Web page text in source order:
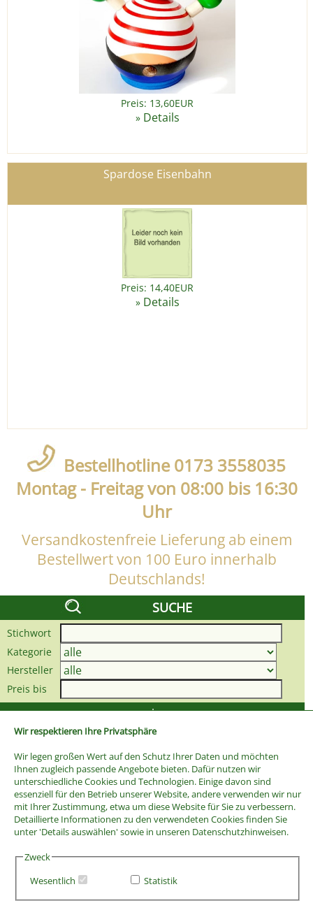
Wir respektieren Ihre Privatsphäre
Wir legen großen Wert auf den Schutz Ihrer Daten und möchten
Ihnen zugleich passende Angebote bieten. Dafür nutzen wir
unterschiedliche Cookies und Technologien. Einige davon sind
essenziell für den Betrieb unserer Website, andere verwenden wir nur
mit Ihrer Zustimmung, etwa um diese Website für Sie zu verbessern.
Detaillierte Informationen zu den verwendeten Cookies finden Sie
unter 'Details auswählen' sowie in unseren Datenschutzhinweisen.
Zweck
Wesentlich
Statistik
Preis: 13,60EUR
» Details
Spardose Eisenbahn
Preis: 14,40EUR
» Details
Bestellhotline 0173 3558035
Montag - Freitag von 08:00 bis 16:30
Uhr
Versandkostenfreie Lieferung ab einem
Bestellwert von 100 Euro innerhalb
Deutschlands!
SUCHE
Stichwort
Kategorie
Hersteller
Preis bis
AGB